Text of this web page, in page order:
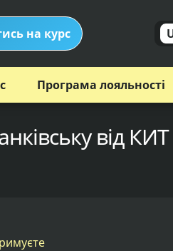
на курс
Програма лояльності
від